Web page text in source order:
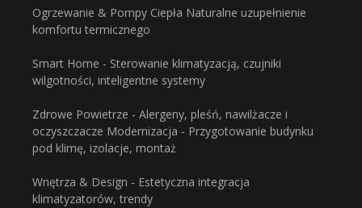
Ogrzewanie & Pompy Ciepła Naturalne uzupełnienie
komfortu termicznego
Smart Home - Sterowanie klimatyzacją, czujniki
wilgotności, inteligentne systemy
Zdrowe Powietrze - Alergeny, pleśń, nawilżacze i
oczyszczacze Modernizacja - Przygotowanie budynku
pod klimę, izolacje, montaż
Wnętrza & Design - Estetyczna integracja
klimatyzatorów, trendy